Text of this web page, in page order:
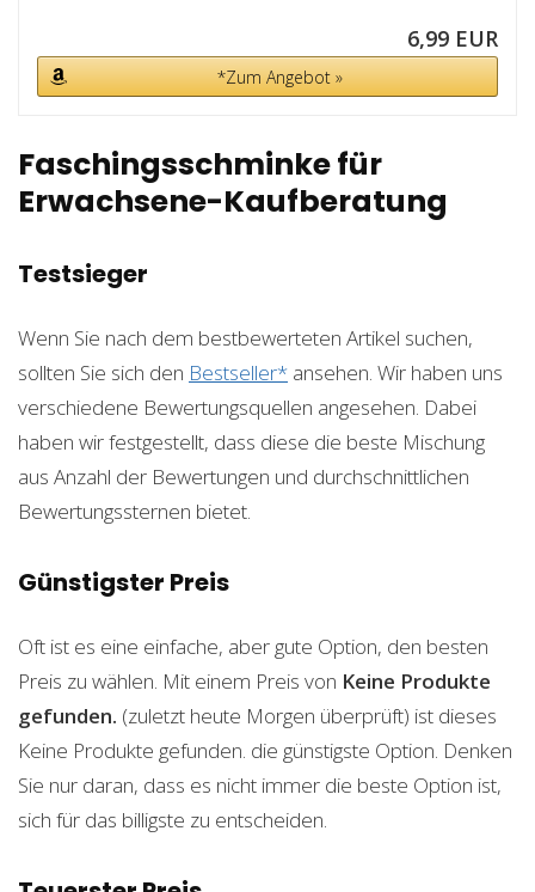
6,99 EUR
*Zum Angebot »
Faschingsschminke für
Erwachsene-Kaufberatung
Testsieger
Wenn Sie nach dem bestbewerteten Artikel suchen,
sollten Sie sich den Bestseller* ansehen. Wir haben uns
verschiedene Bewertungsquellen angesehen. Dabei
haben wir festgestellt, dass diese die beste Mischung
aus Anzahl der Bewertungen und durchschnittlichen
Bewertungssternen bietet.
Günstigster Preis
Oft ist es eine einfache, aber gute Option, den besten
Preis zu wählen. Mit einem Preis von Keine Produkte
gefunden. (zuletzt heute Morgen überprüft) ist dieses
Keine Produkte gefunden. die günstigste Option. Denken
Sie nur daran, dass es nicht immer die beste Option ist,
sich für das billigste zu entscheiden.